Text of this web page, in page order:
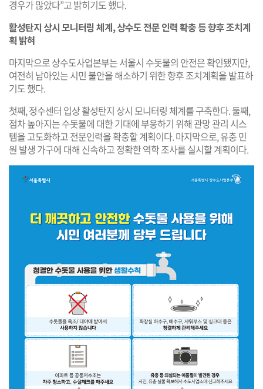
경우가 많았다”고 밝히기도 했다.
활성탄지 상시 모니터링 체계, 상수도 전문 인력 확충 등 향후 조치계
획 밝혀
마지막으로 상수도사업본부는 서울시 수돗물의 안전은 확인됐지만,
여전히 남아있는 시민 불안을 해소하기 위한 향후 조치계획을 발표하
기도 했다.
첫째, 정수센터 입상 활성탄지 상시 모니터링 체계를 구축한다. 둘째,
점차 높아지는 수돗물에 대한 기대에 부응하기 위해 관망 관리 시스
템을 고도화하고 전문인력을 확충할 계획이다. 마지막으로, 유충 민
원 발생 가구에 대해 신속하고 정확한 역학 조사를 실시할 계획이다.